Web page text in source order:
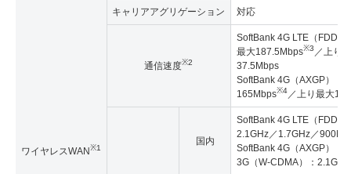
ワイヤレスWAN※1
キャリアアグリゲーション 対応
通信速度※2
SoftBank 4G LTE（FDD-
最大187.5Mbps※3 ／上り
37.5Mbps
SoftBank 4G（AXGP）：
165Mbps※4／上り最大
国内
SoftBank 4G LTE（FDD-
2.1GHz／1.7GHz／
SoftBank 4G（AXGP）：
3G（W-CDMA）：